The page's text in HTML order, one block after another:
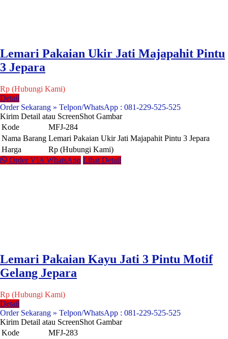
Lemari Pakaian Ukir Jati Majapahit Pintu
3 Jepara
Rp (Hubungi Kami)
Detail
Order Sekarang » Telpon/WhatsApp : 081-229-525-525
Kirim Detail atau ScreenShot Gambar
Kode
MFJ-284
Nama Barang Lemari Pakaian Ukir Jati Majapahit Pintu 3 Jepara
Harga
Rp (Hubungi Kami)
Order VIA WhatsApp Lihat Detail
Lemari Pakaian Kayu Jati 3 Pintu Motif
Gelang Jepara
Rp (Hubungi Kami)
Detail
Order Sekarang » Telpon/WhatsApp : 081-229-525-525
Kirim Detail atau ScreenShot Gambar
Kode
MFJ-283